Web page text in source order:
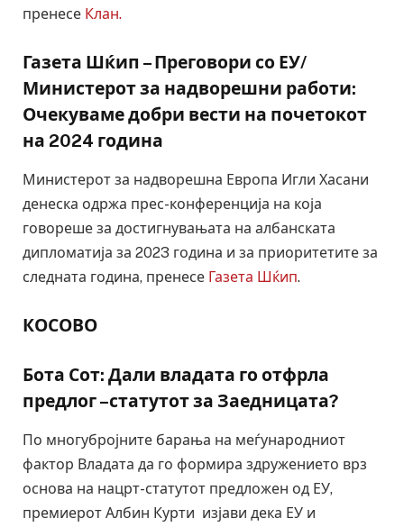
пренесе Клан.
Газета Шќип – Преговори со ЕУ/
Министерот за надворешни работи:
Очекуваме добри вести на почетокот
на 2024 година
Министерот за надворешна Европа Игли Хасани
денеска одржа прес-конференција на која
говореше за достигнувањата на албанската
дипломатија за 2023 година и за приоритетите за
следната година, пренесе Газета Шќип.
КОСОВО
Бота Сот: Дали владата го отфрла
предлог –статутот за Заедницата?
По многубројните барања на меѓународниот
фактор Владата да го формира здружението врз
основа на нацрт-статутот предложен од ЕУ,
премиерот Албин Курти изјави дека ЕУ и